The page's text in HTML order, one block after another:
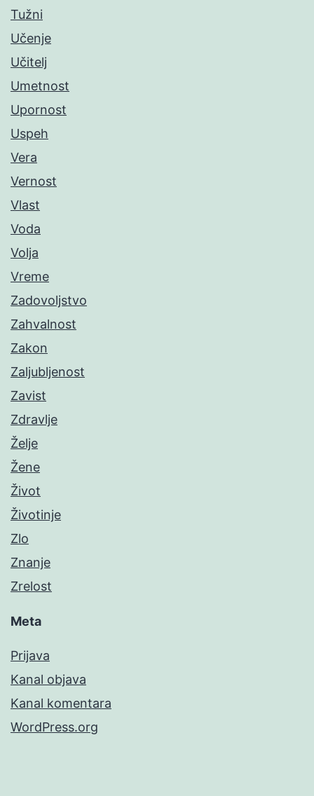
Tužni
Učenje
Učitelj
Umetnost
Upornost
Uspeh
Vera
Vernost
Vlast
Voda
Volja
Vreme
Zadovoljstvo
Zahvalnost
Zakon
Zaljubljenost
Zavist
Zdravlje
Želje
Žene
Život
Životinje
Zlo
Znanje
Zrelost
Meta
Prijava
Kanal objava
Kanal komentara
WordPress.org